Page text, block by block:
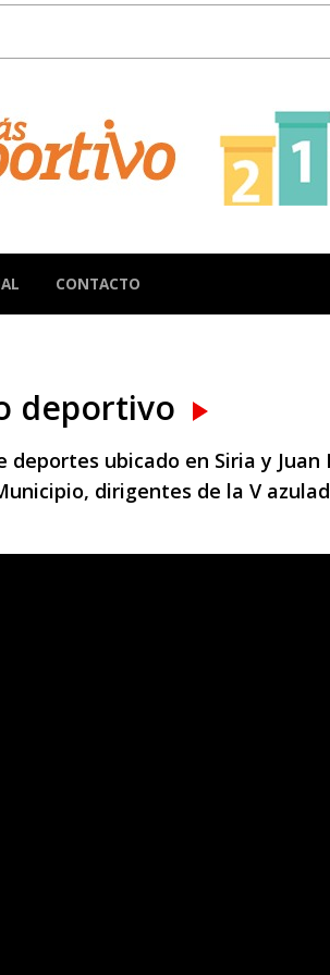
CONTACTO
deportivo
ubicado en Siria y Juan
dirigentes de la V